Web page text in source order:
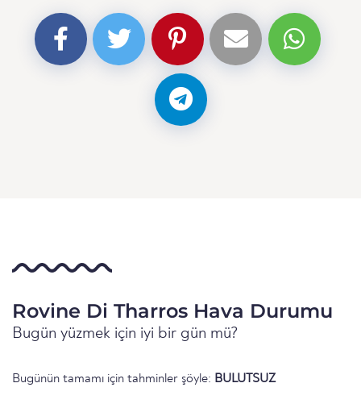
Rovine Di Tharros Hava Durumu
Bugün yüzmek için iyi bir gün mü?
Bugünün tamamı için tahminler şöyle: BULUTSUZ